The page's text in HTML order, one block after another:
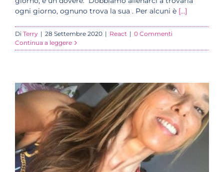
ogni giorno, ognuno trova la sua . Per alcuni è [...]
Di Terry | 28 Settembre 2020 | React | 0 Commenti
Continua a leggere